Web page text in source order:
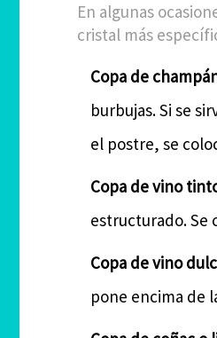
En algunas
cristal más
Copa de
burbujas. Si se
el postre, se
Copa de vino
estructurado. Se
Copa de vino
pone encima de